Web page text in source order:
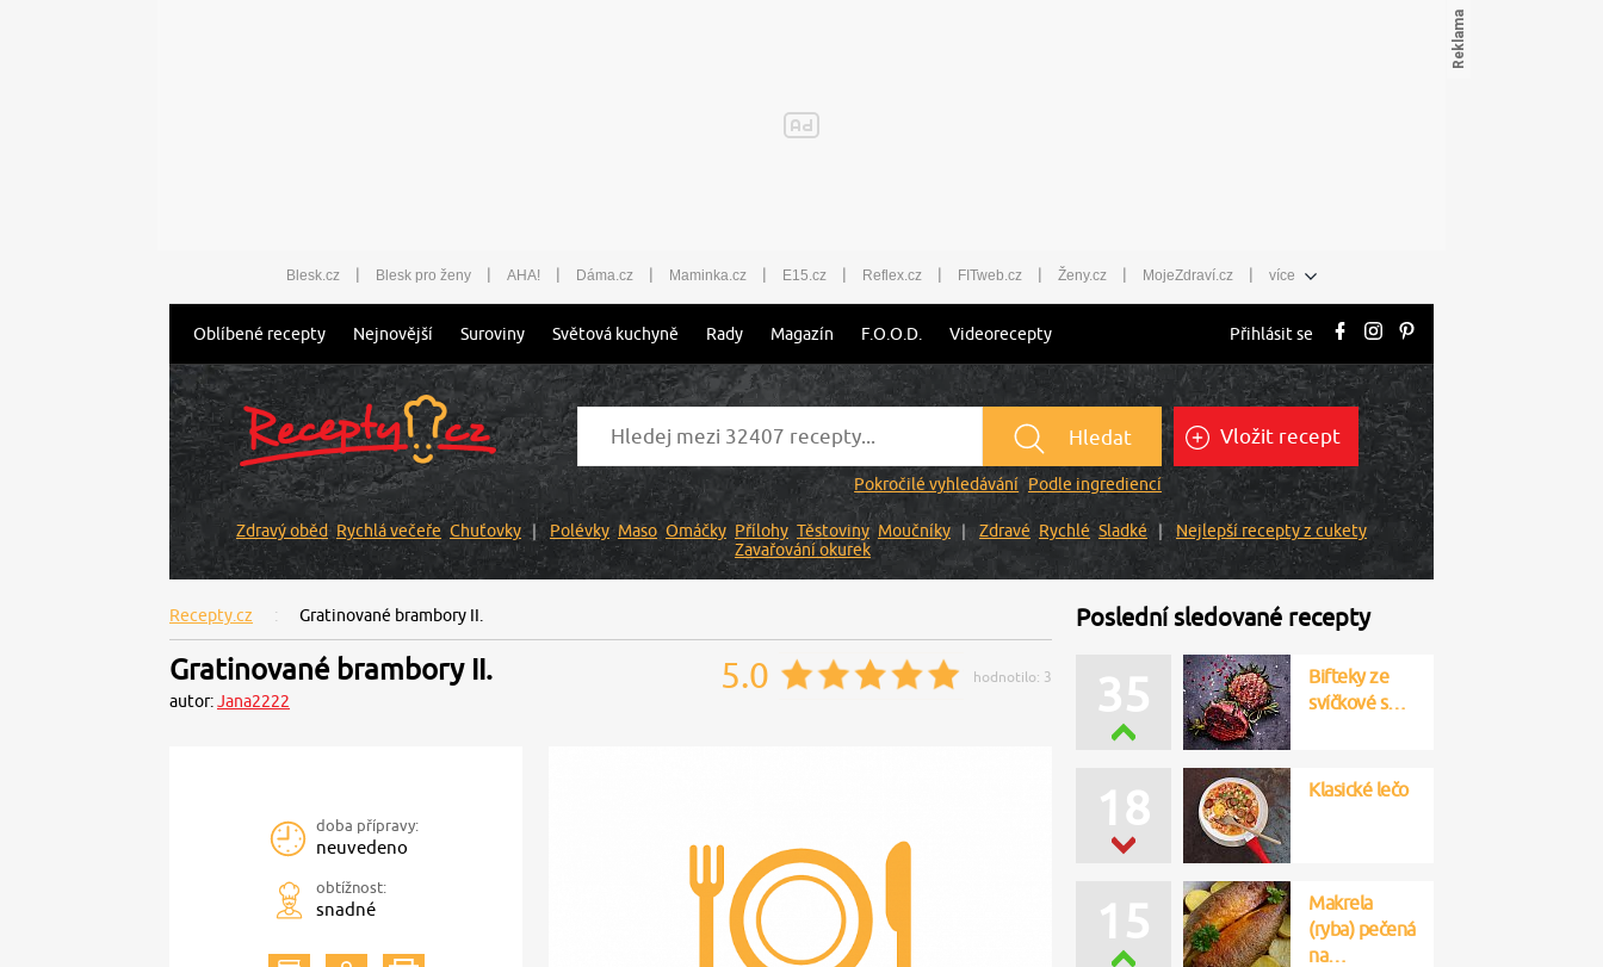
Blesk.cz | Blesk pro ženy | AHA! | Dáma.cz | Maminka.cz | E15.cz | Reflex.cz | FITweb.cz | Ženy.cz | MojeZdraví.cz | více
Oblíbené recepty Nejnovější Suroviny Světová kuchyně Rady Magazín F.O.O.D. Videorecepty Přihlásit se
Hledat
Pokročilé vyhledávání Podle ingrediencí
Vložit recept
Zdravý oběd Rychlá večeře Chuťovky Polévky Maso Omáčky Přílohy Těstoviny Moučníky Zdravé Rychlé Sladké
Nejlepší recepty z cukety
Zavařování okurek
Recepty.cz Gratinované brambory II.
Gratinované brambory II.
autor:Jana2222
5.0 hodnotilo: 3
doba přípravy:
neuvedeno
obtížnost:
snadné
Poslední sledované recepty
35
Bifteky ze
svíčkové s…
18 Klasické lečo
15
Makrela
(ryba) pečená
na…